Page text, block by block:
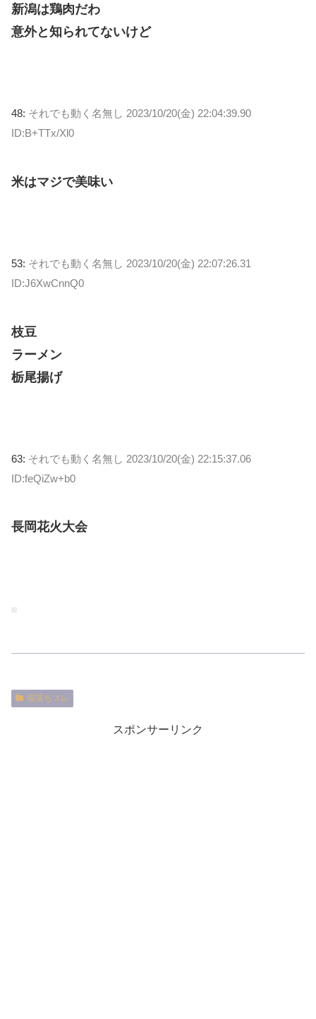
新潟は鶏肉だわ
意外と知られてないけど
48: それでも動く名無し 2023/10/20(金) 22:04:39.90
ID:B+TTx/Xl0
米はマジで美味い
53: それでも動く名無し 2023/10/20(金) 22:07:26.31
ID:J6XwCnnQ0
枝豆
ラーメン
栃尾揚げ
63: それでも動く名無し 2023/10/20(金) 22:15:37.06
ID:feQiZw+b0
長岡花火大会
寝落ちスレ
スポンサーリンク